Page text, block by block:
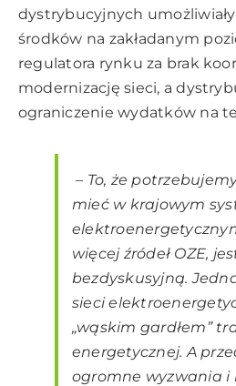
dystrybucyjnych
środków na zakładanym
regulatora rynku za brak
modernizację sieci, a
ograniczenie wydatków na
– To, że
mieć w krajowym
więcej źródeł OZE,
bezdyskusyjną.
sieci
„wąskim gardłem”
energetycznej. A
ogromne wyzwania i